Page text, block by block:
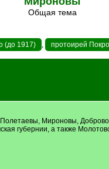
Общая тема
(до 1917) , протоирей
Мироновы,
губернии, а также